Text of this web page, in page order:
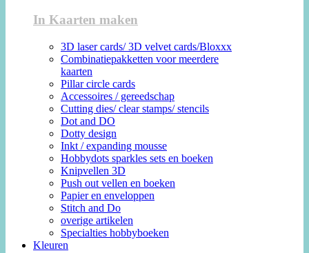
In Kaarten maken
3D laser cards/ 3D velvet cards/Bloxxx
Combinatiepakketten voor meerdere
kaarten
Pillar circle cards
Accessoires / gereedschap
Cutting dies/ clear stamps/ stencils
Dot and DO
Dotty design
Inkt / expanding mousse
Hobbydots sparkles sets en boeken
Knipvellen 3D
Push out vellen en boeken
Papier en enveloppen
Stitch and Do
overige artikelen
Specialties hobbyboeken
Kleuren